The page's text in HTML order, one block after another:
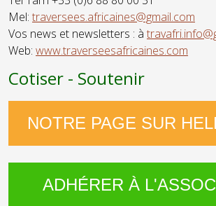
Mel: traversees.africaines@gmail.com
Vos news et newsletters : à
Web: www.traverseesafricaines.com
Cotiser - Soutenir
NOTRE PAGE SUR
ADHÉRER À